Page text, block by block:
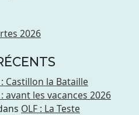
2026
: Castillon la Bataille
: avant les vacances 2026
OLF : La Teste